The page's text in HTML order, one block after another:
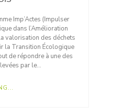
Imp’Actes (Impulser
dans l’Amélioration
valorisation des déchets
la Transition Écologique
de répondre à une des
par le…